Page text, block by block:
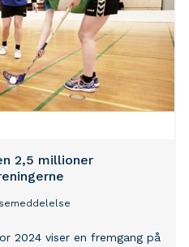
2,5 millioner
2024 viser en fremgang på